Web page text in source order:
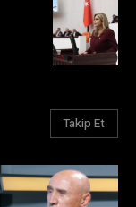
Takip Et